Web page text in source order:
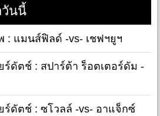
วันนี้
: แมนส์ฟิลด์ -vs- เชฟฯยูฯ
ร์ดัตช์ : สปาร์ต้า ร็อตเตอร์ดัม -
ร์ดัตช์ : ซโวลล์ -vs- อาแจ็กซ์